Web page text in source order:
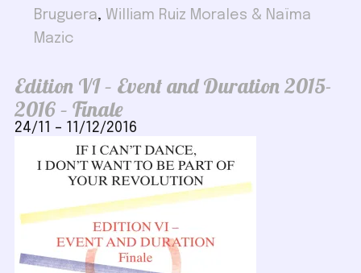
Bruguera, William Ruiz Morales & Naïma
Mazic
Edition VI – Event and Duration 2015-
2016 – Finale
24/11 – 11/12/2016